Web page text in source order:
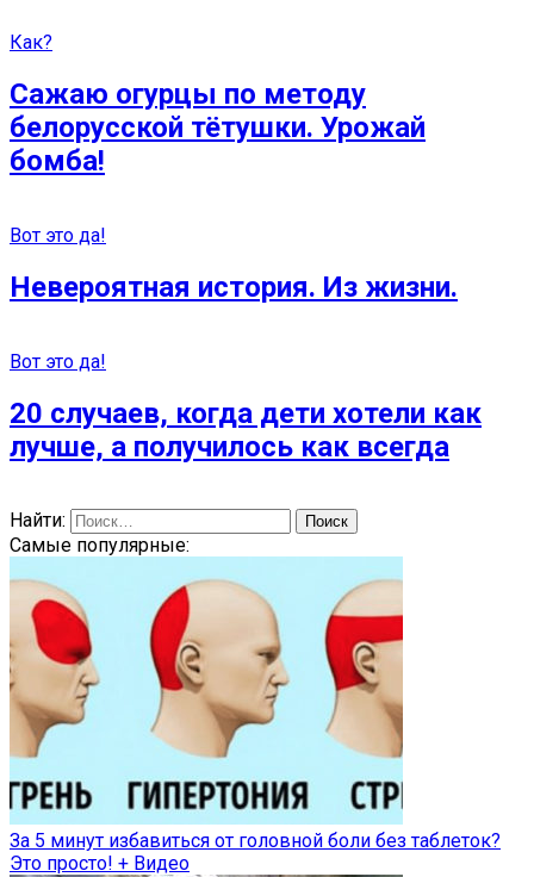
Как?
Сажаю огурцы по методу
белорусской тётушки. Урожай
бомба!
Вот это да!
Невероятная история. Из жизни.
Вот это да!
20 случаев, когда дети хотели как
лучше, а получилось как всегда
Найти:
Самые популярные:
За 5 минут избавиться от головной боли без таблеток?
Это просто! + Видео